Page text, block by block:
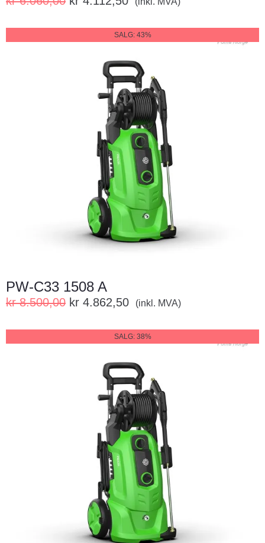
SALG: 43%
PW-C33 1508 A
kr8.500,00 kr 4.862,50 (inkl. MVA)
SALG: 38%